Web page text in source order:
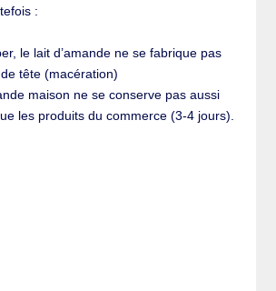
:
le lait d’amande ne se fabrique pas
tête (macération)
maison ne se conserve pas aussi
les produits du commerce (3-4 jours).